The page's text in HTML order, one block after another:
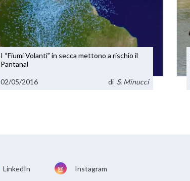
I “Fiumi Volanti” in secca mettono a rischio il
Pantanal
02/05/2016 di S. Minucci
LinkedIn Instagram